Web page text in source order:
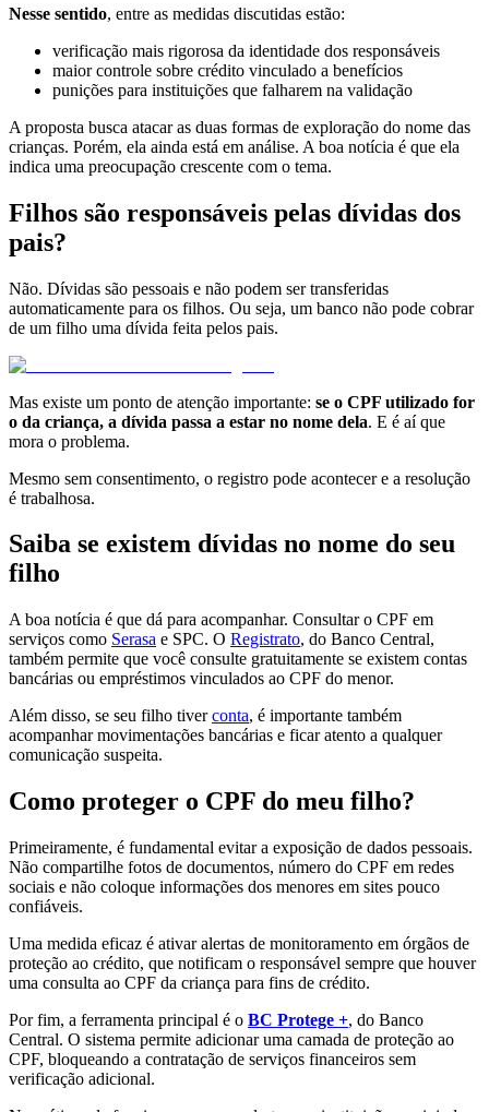
Nesse sentido, entre as medidas discutidas estão:
verificação mais rigorosa da identidade dos responsáveis
maior controle sobre crédito vinculado a benefícios
punições para instituições que falharem na validação
A proposta busca atacar as duas formas de exploração do nome das
crianças. Porém, ela ainda está em análise. A boa notícia é que ela
indica uma preocupação crescente com o tema.
Filhos são responsáveis pelas dívidas dos
pais?
Não. Dívidas são pessoais e não podem ser transferidas
automaticamente para os filhos. Ou seja, um banco não pode cobrar
de um filho uma dívida feita pelos pais.
Mas existe um ponto de atenção importante: se o CPF utilizado for
o da criança, a dívida passa a estar no nome dela. E é aí que
mora o problema.
Mesmo sem consentimento, o registro pode acontecer e a resolução
é trabalhosa.
Saiba se existem dívidas no nome do seu
filho
A boa notícia é que dá para acompanhar. Consultar o CPF em
serviços como Serasa e SPC. O Registrato, do Banco Central,
também permite que você consulte gratuitamente se existem contas
bancárias ou empréstimos vinculados ao CPF do menor.
Além disso, se seu filho tiverconta, é importante também
acompanhar movimentações bancárias e ficar atento a qualquer
comunicação suspeita.
Como proteger o CPF do meu filho?
Primeiramente, é fundamental evitar a exposição de dados pessoais.
Não compartilhe fotos de documentos, número do CPF em redes
sociais e não coloque informações dos menores em sites pouco
confiáveis.
Uma medida eficaz é ativar alertas de monitoramento em órgãos de
proteção ao crédito, que notificam o responsável sempre que houver
uma consulta ao CPF da criança para fins de crédito.
Por fim, a ferramenta principal é o BC Protege +, do Banco
Central. O sistema permite adicionar uma camada de proteção ao
CPF, bloqueando a contratação de serviços financeiros sem
verificação adicional.